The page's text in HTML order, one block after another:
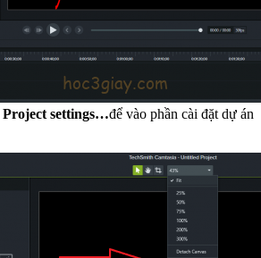
Project settings…để vào phần cài đặt dự án